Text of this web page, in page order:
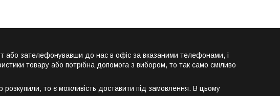
або зателефонувавши до нас в офіс за вказаними телефонами, і
товару або потрібна допомога з вибором, то так само сміливо
то є можливість доставити під замовлення. В цьому